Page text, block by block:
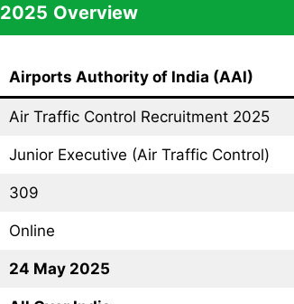
Overview
Airports Authority of India (AAI)
Air Traffic Control Recruitment 2025
Junior Executive (Air Traffic Control)
309
Online
24 May 2025